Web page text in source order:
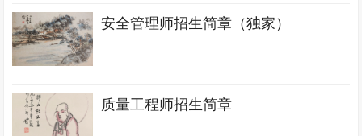
安全管理师招生简章（独家）
质量工程师招生简章